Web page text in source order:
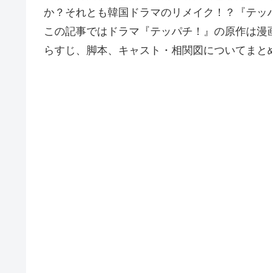
か？それとも韓国ドラマのリメイク！？『テ
この記事ではドラマ『テッパチ！』の原作は
らすじ、脚本、キャスト・相関図についてまと